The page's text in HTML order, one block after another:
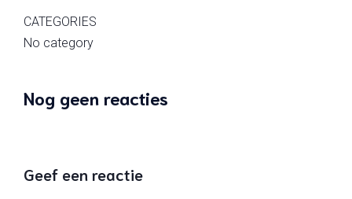
CATEGORIES
No category
Nog geen reacties
Geef een reactie